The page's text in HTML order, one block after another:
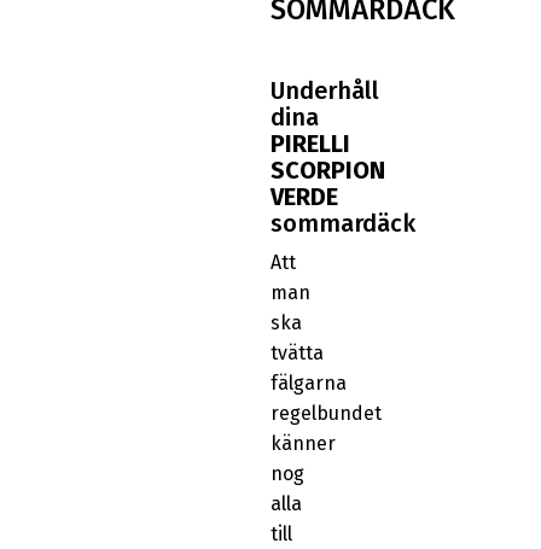
SOMMARDÄCK
Underhåll
dina
PIRELLI
SCORPION
VERDE
sommardäck
Att
man
ska
tvätta
fälgarna
regelbundet
känner
nog
alla
till